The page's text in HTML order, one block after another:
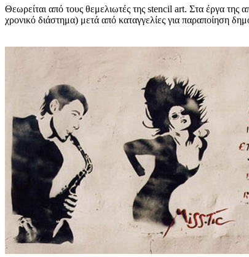
Θεωρείται από τους θεμελιωτές της stencil art. Στα έργα της
χρονικό διάστημα) μετά από καταγγελίες για παραποίηση